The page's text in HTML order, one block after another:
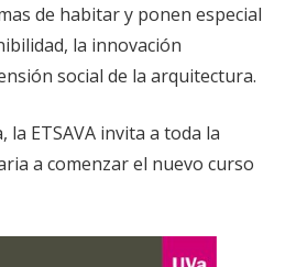
de habitar y ponen especial
la innovación
social de la arquitectura.
la ETSAVA invita a toda la
a comenzar el nuevo curso